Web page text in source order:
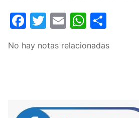
Facebook
Twitter
Email
No hay notas relacionadas